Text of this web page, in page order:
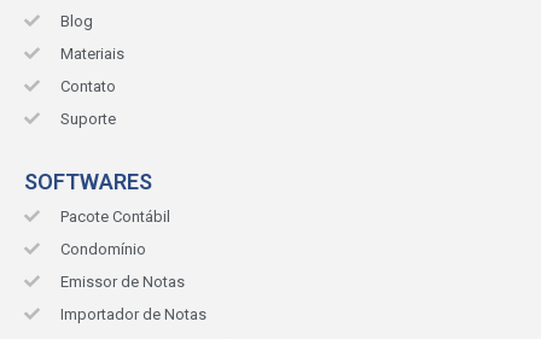
Blog
Materiais
Contato
Suporte
SOFTWARES
Pacote Contábil
Condomínio
Emissor de Notas
Importador de Notas